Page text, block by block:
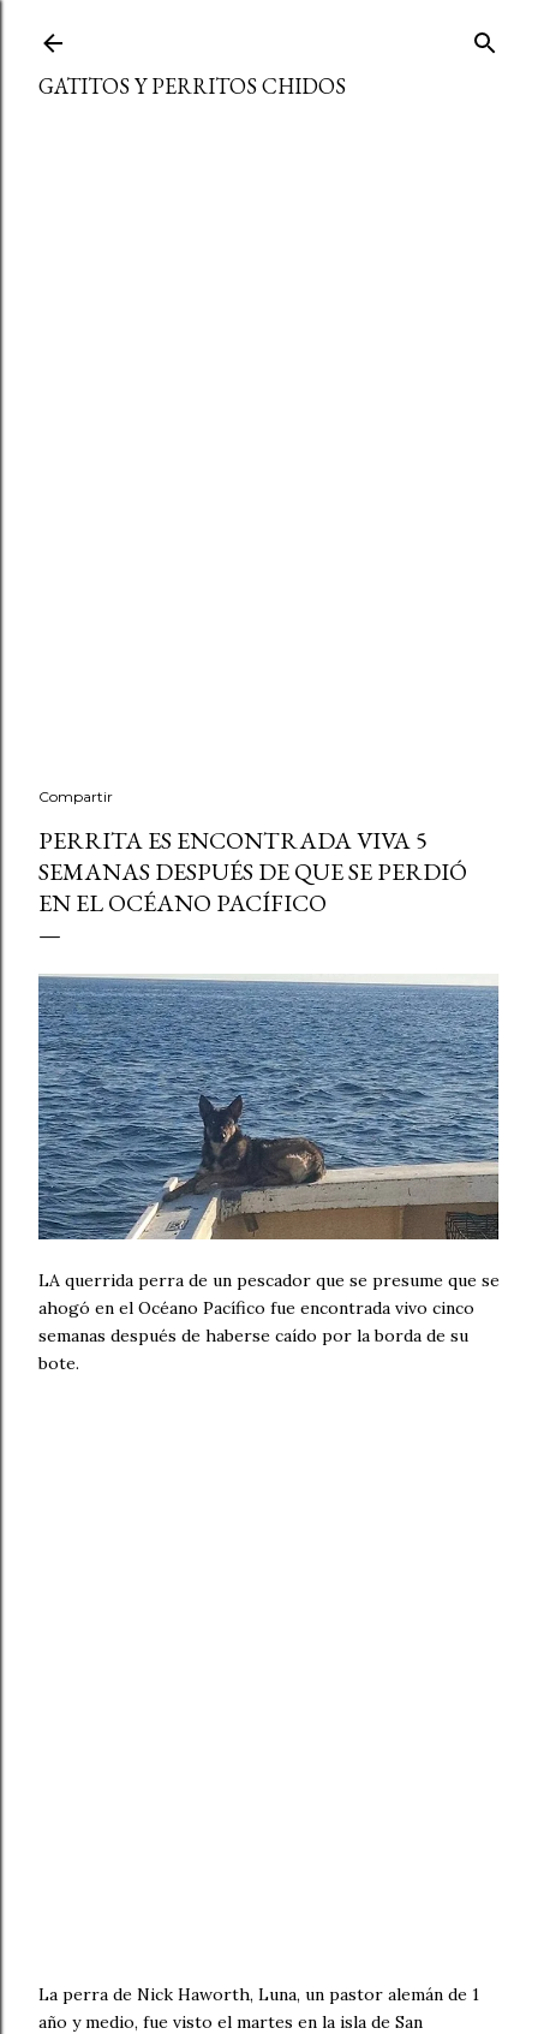
GATITOS Y PERRITOS CHIDOS
Compartir
PERRITA ES ENCONTRADA VIVA 5
SEMANAS DESPUÉS DE QUE SE PERDIÓ
EN EL OCÉANO PACÍFICO
LA querrida perra de un pescador que se presume que se
ahogó en el Océano Pacífico fue encontrada vivo cinco
semanas después de haberse caído por la borda de su
bote.
La perra de Nick Haworth, Luna, un pastor alemán de 1
año y medio, fue visto el martes en la isla de San